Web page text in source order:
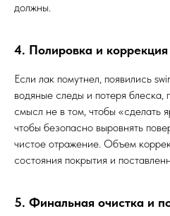
должны.
4. Полировка и коррекция
Если лак помутнел, появились
водяные следы и потеря блеска,
смысл не в том, чтобы «сделать
чтобы безопасно выровнять
чистое отражение. Объем
состояния покрытия и
5. Финальная очистка и